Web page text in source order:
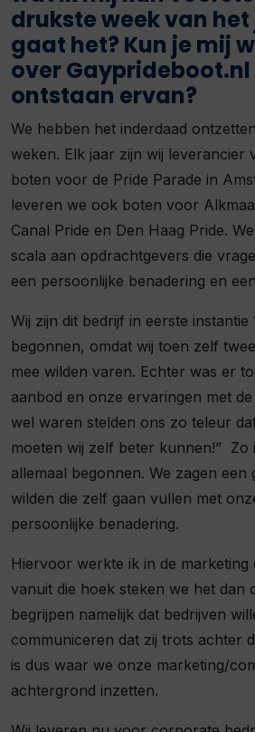
drukste week van het
gaat het? Kun je mij
over Gayprideboot.nl
ontstaan ervan?
We hebben het inderdaad
weken. Elk jaar zijn wij leverancier
boten voor de Pride Parade in
leveren we ook boten voor
Canal Pride en Den Haag Pride.
scala aan opdrachtgevers die
een persoonlijke benadering en
Wij zijn dit bedrijf in eerste instantie
begonnen, omdat wij toen zelf
mee wilden varen. Echter was er
aanbod en onze ervaringen met
wel waren stelden ons zo teleur
moeten wij zelf beter kunnen!” Zo
allemaal begonnen. We zagen een
wilden die zelf gaan vullen met
persoonlijke benadering.
Hiervoor werkte ik in de marketing
vanuit die hoek steken we het dan
begrijpen namelijk dat bedrijven
communiceren dat zij trots achter
is dus waar we onze marketing/
achtergrond inzetten.